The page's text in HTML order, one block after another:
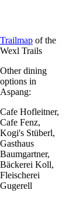
Trailmap of the
Wexl Trails
Other dining
options in
Aspang:
Cafe Hofleitner,
Cafe Fenz,
Kogi's Stüberl,
Gasthaus
Baumgartner,
Bäckerei Koll,
Fleischerei
Gugerell